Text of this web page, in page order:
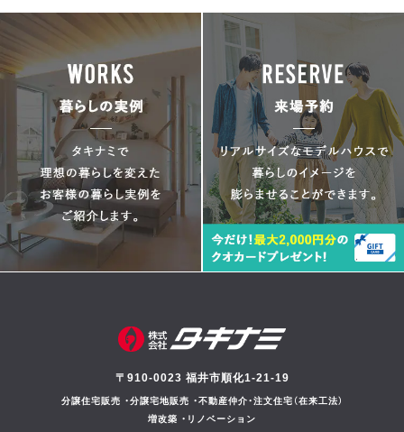
〒910-0023 福井市順化1-21-19
分譲住宅販売 ・分譲宅地販売 ・不動産仲介・注文住宅（在来工法）
増改築 ・リノベーション